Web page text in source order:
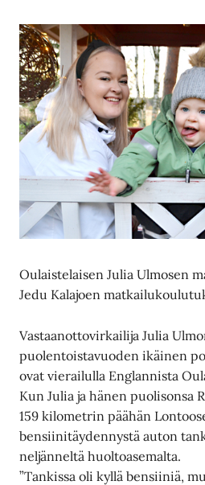
Oulaistelaisen Julia Ulmosen
Jedu Kalajoen
Vastaanottovirkailija Julia
puolentoistavuoden ikäinen
ovat vierailulla Englannista
Kun Julia ja hänen puolisonsa
159 kilometrin päähän
bensiinitäydennystä auton
neljänneltä huoltoasemalta.
”Tankissa oli kyllä bensiiniä,